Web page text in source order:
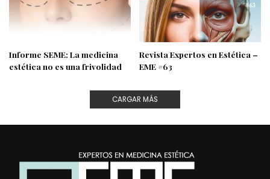
Informe SEME: La medicina
estética no es una frivolidad
Revista Expertos en Estética –
EME #63
CARGAR MÁS